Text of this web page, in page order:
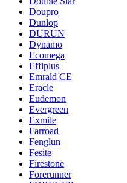
Doupro
Dunlop
DURUN
Dynamo
Ecomega
Effiplus
Emrald СЕ
Eracle
Eudemon
Evergreen
Exmile
Farroad
Fenglun
Fesite
Firestone
Forerunner